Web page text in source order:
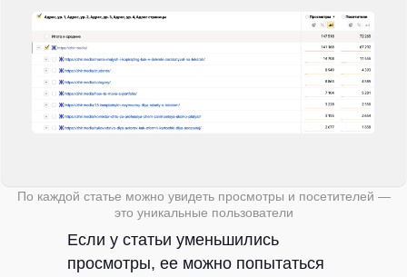
По каждой статье можно увидеть просмотры и посетителей —
это уникальные пользователи
Если у статьи уменьшились
просмотры, ее можно попытаться